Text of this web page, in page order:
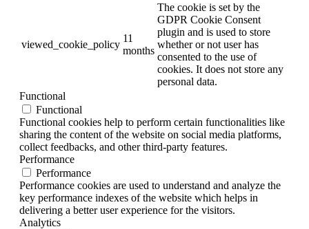
viewed_cookie_policy
11
months
The cookie is set by the
GDPR Cookie Consent
plugin and is used to store
whether or not user has
consented to the use of
cookies. It does not store any
personal data.
Functional
Functional
Functional cookies help to perform certain functionalities like
sharing the content of the website on social media platforms,
collect feedbacks, and other third-party features.
Performance
Performance
Performance cookies are used to understand and analyze the
key performance indexes of the website which helps in
delivering a better user experience for the visitors.
Analytics